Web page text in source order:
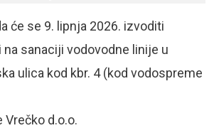
će se 9. lipnja 2026. izvoditi
sanaciji vodovodne linije u
ulica kod kbr. 4 (kod vodospreme
Vrečko d.o.o.